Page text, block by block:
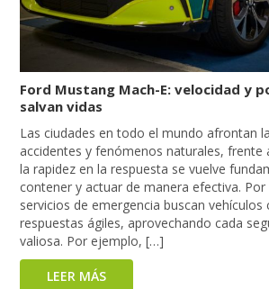
Ford Mustang Mach-E: velocidad y
salvan vidas
Las ciudades en todo el mundo afrontan
accidentes y fenómenos naturales, frente
la rapidez en la respuesta se vuelve
contener y actuar de manera efectiva.
servicios de emergencia buscan
respuestas ágiles, aprovechando cada
valiosa. Por ejemplo, […]
LEER MÁS